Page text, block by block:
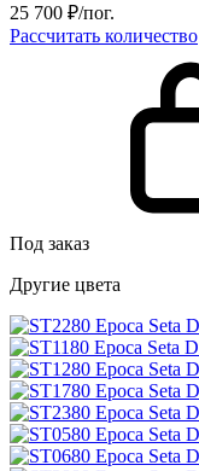
25 700 ₽/пог.
Рассчитать количество
Под заказ
Другие цвета